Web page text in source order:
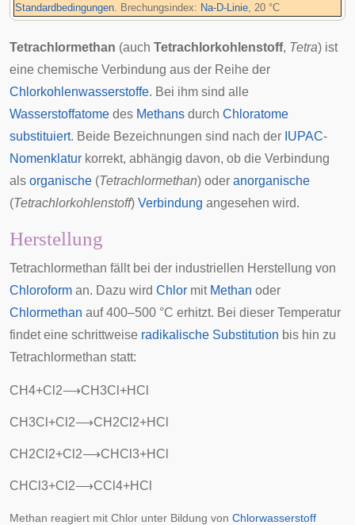
Standardbedingungen. Brechungsindex: Na-D-Linie, 20 °C
Tetrachlormethan (auch Tetrachlorkohlenstoff, Tetra) ist
eine chemische Verbindung aus der Reihe der
Chlorkohlenwasserstoffe. Bei ihm sind alle
Wasserstoffatome des Methans durch Chloratome
substituiert. Beide Bezeichnungen sind nach der IUPAC-
Nomenklatur korrekt, abhängig davon, ob die Verbindung
als organische (Tetrachlormethan) oder anorganische
(Tetrachlorkohlenstoff) Verbindung angesehen wird.
Herstellung
Tetrachlormethan fällt bei der industriellen Herstellung von
Chloroform an. Dazu wird Chlor mit Methan oder
Chlormethan auf 400–500 °C erhitzt. Bei dieser Temperatur
findet eine schrittweise radikalische Substitution bis hin zu
Tetrachlormethan statt:
CH4+C 2⟶CH3C +H C
CH3C +C 2⟶CH 2C 2+H C
CH 2C 2+C 2⟶CH C 3+H C
CH C 3+C 2⟶CC 4+H C
Methan reagiert mit Chlor unter Bildung von Chlorwasserstoff